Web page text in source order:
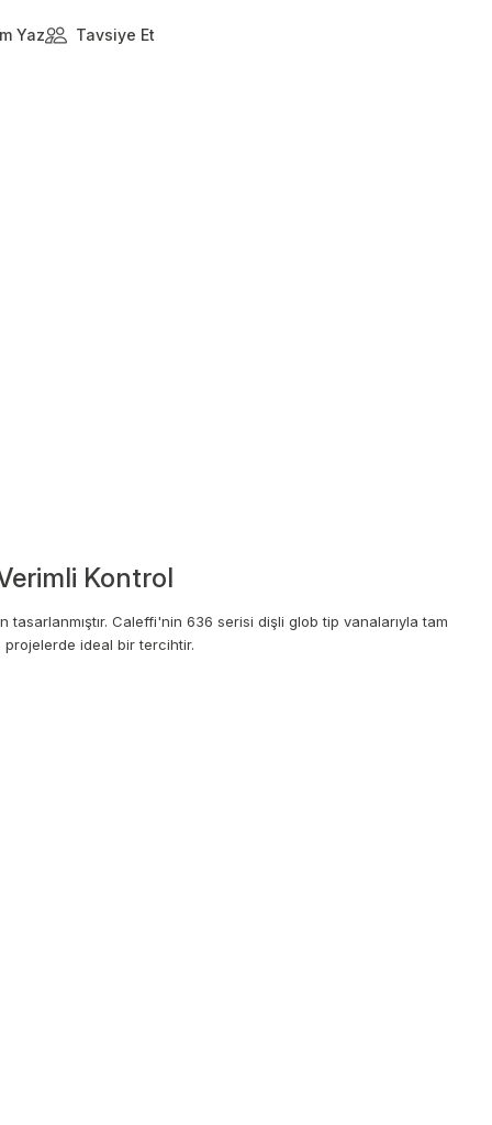
Yaz Tavsiye Et
Kontrol
Caleffi'nin 636 serisi dişli glob tip vanalarıyla tam
projelerde ideal bir tercihtir.